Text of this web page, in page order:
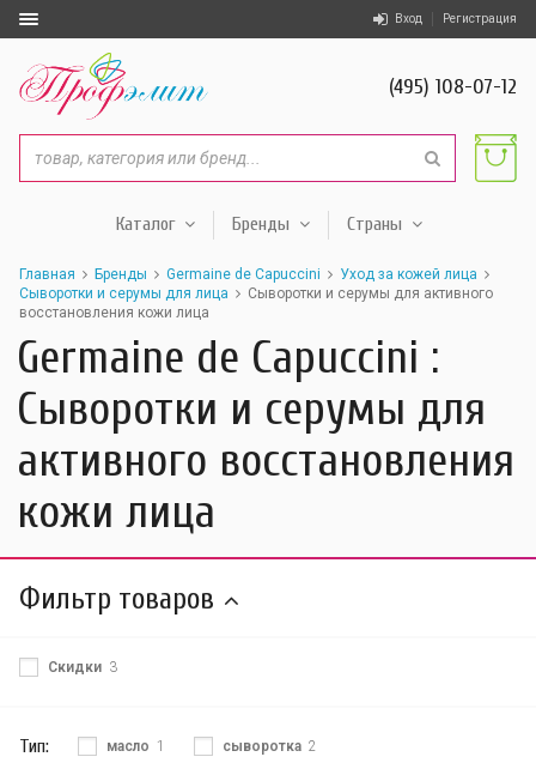
Вход Регистрация
(495) 108-07-12
Каталог Бренды Страны
Главная Бренды Germaine de Capuccini
Уход за кожей лица
Сыворотки и серумы для лица
Сыворотки и серумы для активного
восстановления кожи лица
Germaine de Capuccini :
Сыворотки и серумы для
активного восстановления
кожи лица
Фильтр товаров
Скидки 3
Тип: масло 1 сыворотка 2